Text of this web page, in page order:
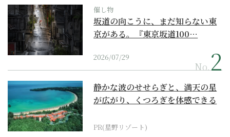
催し物
坂道の向こうに、まだ知らない東
京がある。『東京坂道100…
2026/07/29
No.
静かな波のせせらぎと、満天の星
が広がり、くつろぎを体感できる
PR(星野リゾート)